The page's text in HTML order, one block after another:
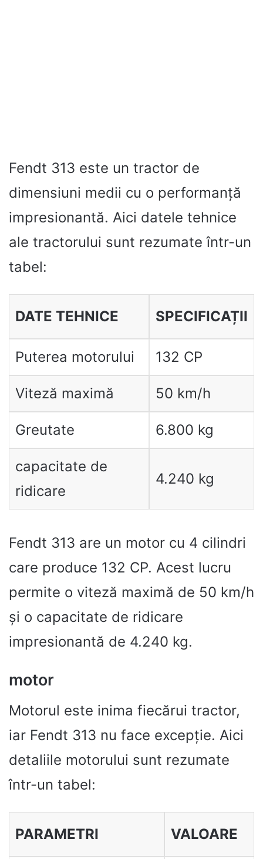
Fendt 313 este un tractor de
dimensiuni medii cu o performanță
impresionantă. Aici datele tehnice
ale tractorului sunt rezumate într-un
tabel:
DATE TEHNICE SPECIFICAȚII
Puterea motorului 132 CP
Viteză maximă 50 km/h
Greutate 6.800 kg
capacitate de
ridicare
4.240 kg
Fendt 313 are un motor cu 4 cilindri
care produce 132 CP. Acest lucru
permite o viteză maximă de 50 km/h
și o capacitate de ridicare
impresionantă de 4.240 kg.
motor
Motorul este inima fiecărui tractor,
iar Fendt 313 nu face excepție. Aici
detaliile motorului sunt rezumate
într-un tabel:
PARAMETRI VALOARE